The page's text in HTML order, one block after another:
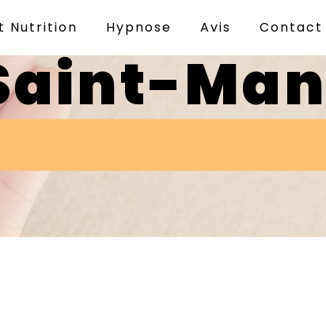
Nutrition Hypnose Avis Contact